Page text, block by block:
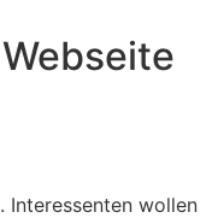
Interessenten wollen